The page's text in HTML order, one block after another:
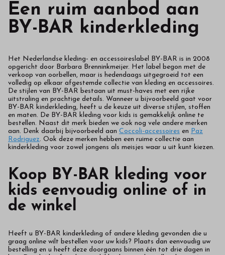
Een ruim aanbod aan
BY-BAR kinderkleding
Het Nederlandse kleding- en accessoireslabel BY-BAR is in 2008
opgericht door Barbara Brenninkmeijer. Het label begon met de
verkoop van oorbellen, maar is hedendaags uitgegroeid tot een
volledig op elkaar afgestemde collectie van kleding en accessoires.
De stijlen van BY-BAR bestaan uit must-haves met een rijke
uitstraling en prachtige details. Wanneer u bijvoorbeeld gaat voor
BY-BAR kinderkleding, heeft u de keuze uit diverse stijlen, stoffen
en maten. De BY-BAR kleding voor kids is gemakkelijk online te
bestellen. Naast dit merk bieden we ook nog vele andere merken
aan. Denk daarbij bijvoorbeeld aan Coccoli-accessoires en Paz
Rodriguez. Ook deze merken hebben een ruime collectie aan
kinderkleding voor zowel jongens als meisjes waar u uit kunt kiezen.
Koop BY-BAR kleding voor
kids eenvoudig online of in
de winkel
Heeft u BY-BAR kinderkleding of andere kleding gevonden die u
graag online wilt bestellen voor uw kids? Plaats dan eenvoudig uw
bestelling en u heeft deze doorgaans binnen één tot drie dagen in